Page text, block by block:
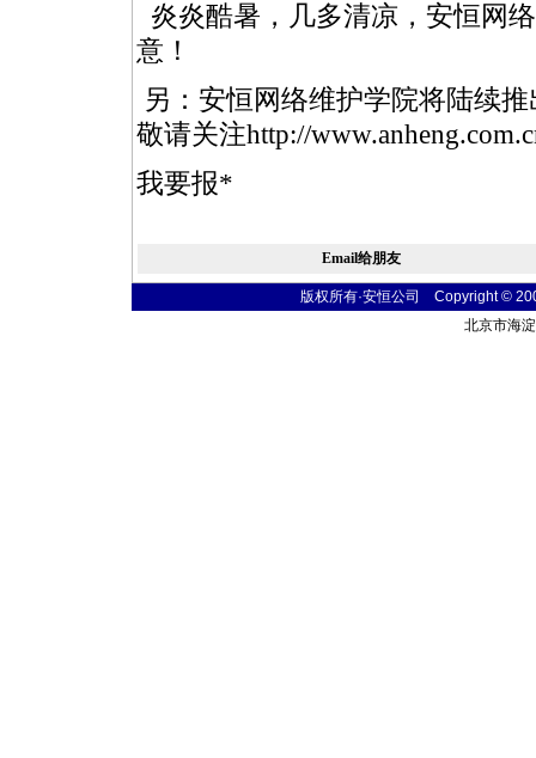
炎炎酷暑，几多清凉，安恒网
意！
另：安恒网络维护学院将陆续
敬请关注http://
我要报*
Email给朋友
版权所有·安恒公司 Copyright ©
北京市海